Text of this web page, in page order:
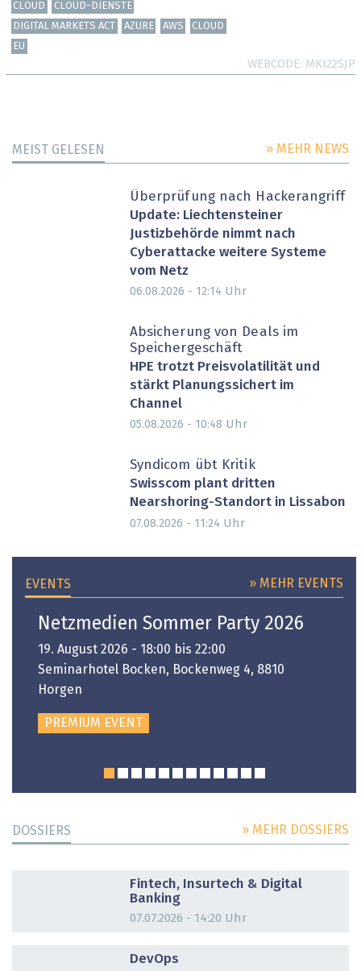
CLOUD
CLOUD-DIENSTE
DIGITAL MARKETS ACT
AZURE AWS
CLOUD
EU
WEBCODE MKI22SJP
MEIST GELESEN » MEHR NEWS
Überprüfung nach Hackerangriff
Update: Liechtensteiner
Justizbehörde nimmt nach
Cyberattacke weitere Systeme
vom Netz
06.08.2026 - 12:14 Uhr
Absicherung von Deals im
Speichergeschäft
HPE trotzt Preisvolatilität und
stärkt Planungssichert im
Channel
05.08.2026 - 10:48 Uhr
Syndicom übt Kritik
Swisscom plant dritten
Nearshoring-Standort in Lissabon
07.08.2026 - 11:24 Uhr
EVENTS » MEHR EVENTS
Netzmedien Sommer Party 2026
19. August 2026 - 18:00 bis 22:00
Seminarhotel Bocken, Bockenweg 4, 8810
Horgen
PREMIUM EVENT
DOSSIERS » MEHR DOSSIERS
Fintech, Insurtech & Digital
Banking
07.07.2026 - 14:20 Uhr
DevOps